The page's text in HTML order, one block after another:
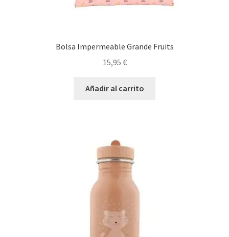
Bolsa Impermeable Grande Fruits
15,95 €
Añadir al carrito